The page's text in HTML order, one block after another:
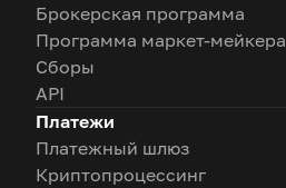
Брокерская программа
Программа маркет-мейкера
Сборы
API
Платежи
Платежный шлюз
Криптопроцессинг